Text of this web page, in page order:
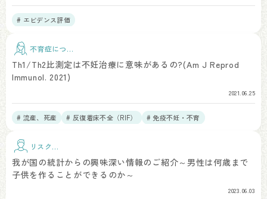
# エビデンス評価
不育症につい
Th1/Th2比測定は不妊治療に意味があるの?(Am J Reprod
Immunol. 2021)
2021.06.25
# 流産、死産 # 反復着床不全（RIF） # 免疫不妊・不育
リスク因
我が国の統計からの興味深い情報のご紹介～男性は何歳まで
子供を作ることができるのか～
2023.06.03